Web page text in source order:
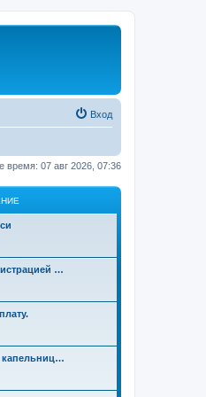
Вход
время: 07 авг 2026, 07:36
…
капельниц…